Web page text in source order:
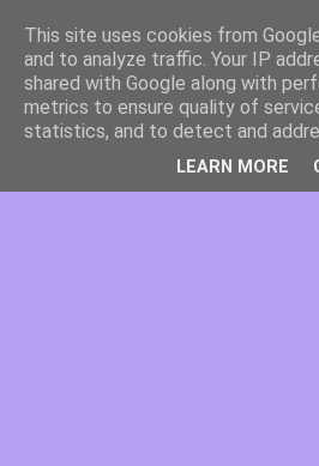
This site uses cookies from
and to analyze traffic. Your IP
shared with Google along with
metrics to ensure quality of
statistics, and to detect and
LEARN MORE